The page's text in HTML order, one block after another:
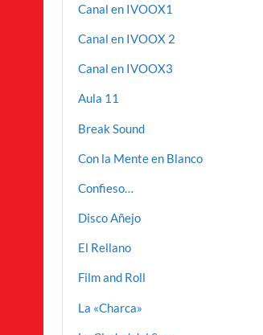
Canal en IVOOX1
Canal en IVOOX 2
Canal en IVOOX3
Aula 11
Break Sound
Con la Mente en Blanco
Confieso…
Disco Añejo
El Rellano
Film and Roll
La «Charca»